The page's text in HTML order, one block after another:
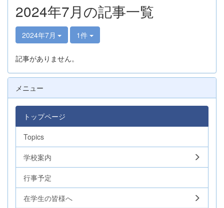
2024年7月の記事一覧
2024年7月 1件
記事がありません。
メニュー
トップページ
Topics
学校案内
行事予定
在学生の皆様へ